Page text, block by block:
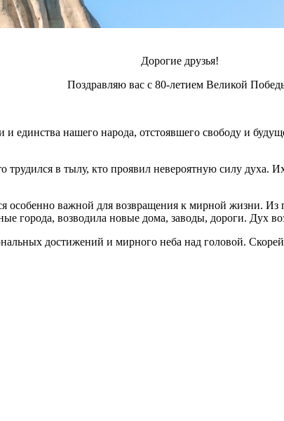
Дорогие друзья!
Поздравляю вас с 80-летием Великой
и единства нашего народа, отстоявшего свободу и
трудился в тылу, кто проявил невероятную силу
особенно важной для возвращения к мирной жизни. Из
города, возводила новые дома, заводы, дороги. Дух
достижений и мирного неба над головой.